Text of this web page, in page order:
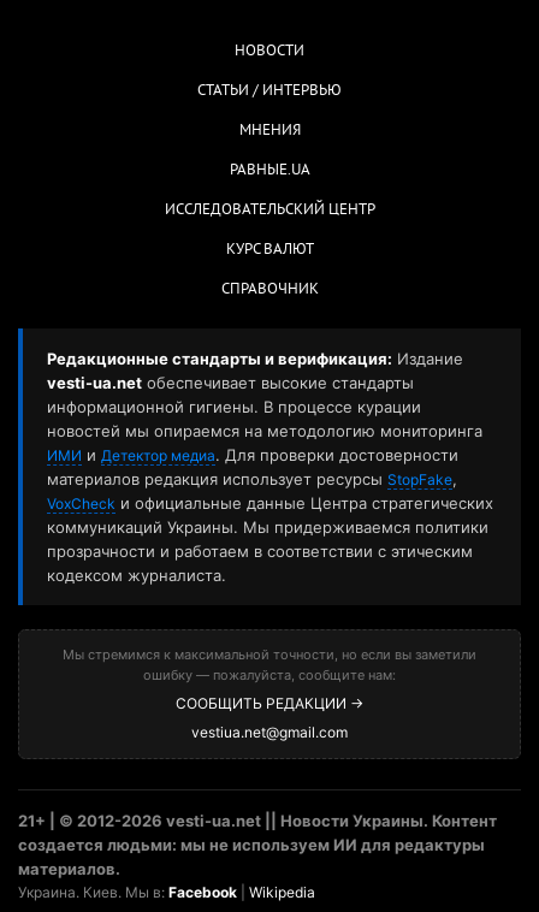
НОВОСТИ
СТАТЬИ / ИНТЕРВЬЮ
МНЕНИЯ
РАВНЫЕ.UA
ИССЛЕДОВАТЕЛЬСКИЙ ЦЕНТР
КУРС ВАЛЮТ
СПРАВОЧНИК
Редакционные стандарты и верификация: Издание
vesti-ua.net обеспечивает высокие стандарты
информационной гигиены. В процессе курации
новостей мы опираемся на методологию мониторинга
ИМИ и Детектор медиа. Для проверки достоверности
материалов редакция использует ресурсы StopFake,
VoxCheck и официальные данные Центра стратегических
коммуникаций Украины. Мы придерживаемся политики
прозрачности и работаем в соответствии с этическим
кодексом журналиста.
Мы стремимся к максимальной точности, но если вы заметили
ошибку — пожалуйста, сообщите нам:
СООБЩИТЬ РЕДАКЦИИ →
vestiua.net@gmail.com
21+ | © 2012-2026 vesti-ua.net || Новости Украины. Контент
создается людьми: мы не используем ИИ для редактуры
материалов.
Украина. Киев. Мы в: Facebook Wikipedia